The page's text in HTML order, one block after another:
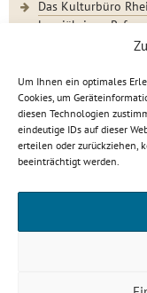
Um Ihnen ein optimales
Cookies, um
diesen Technologien
eindeutige IDs auf dieser
erteilen oder zurückziehen,
beeinträchtigt werden.
Das Kulturbüro
langjährigen
Der
Kulturbüro Rheinland-
Lahnstein